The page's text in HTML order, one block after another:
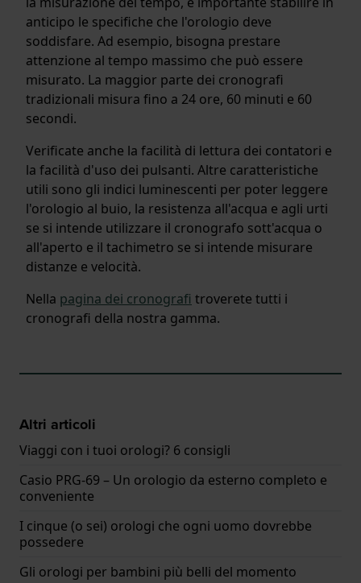
anticipo le specifiche che l'orologio deve
soddisfare. Ad esempio, bisogna prestare
attenzione al tempo massimo che può essere
misurato. La maggior parte dei cronografi
tradizionali misura fino a 24 ore, 60 minuti e 60
secondi.
Verificate anche la facilità di lettura dei contatori e
la facilità d'uso dei pulsanti. Altre caratteristiche
utili sono gli indici luminescenti per poter leggere
l'orologio al buio, la resistenza all'acqua e agli urti
se si intende utilizzare il cronografo sott'acqua o
all'aperto e il tachimetro se si intende misurare
distanze e velocità.
Nella pagina dei cronografi troverete tutti i
cronografi della nostra gamma.
Altri articoli
Viaggi con i tuoi orologi? 6 consigli
Casio PRG-69 – Un orologio da esterno completo e
conveniente
I cinque (o sei) orologi che ogni uomo dovrebbe
possedere
Gli orologi per bambini più belli del momento